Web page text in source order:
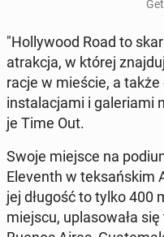
"Hol­ly­wo­od Road to
atrak­cja, w której
ra­cje w mieście, a
in­sta­la­cja­mi i ga­le­ria­mi
je Time Out.
Swoje miejsce na
Ele­venth w tek­sań­skim
jej długość to tylko 400
miejscu, upla­so­wa­ła